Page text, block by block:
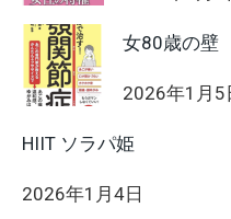
女80歳の壁
2026年1月5
HIIT ソラパ姫
2026年1月4日